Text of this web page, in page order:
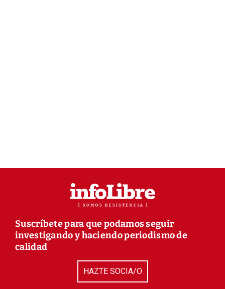
Suscríbete para que podamos seguir
investigando y haciendo periodismo de
calidad
HAZTE SOCIA/O